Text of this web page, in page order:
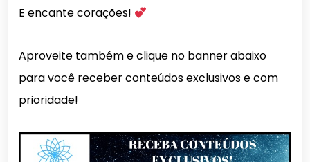
E encante corações!
Aproveite também e clique no banner abaixo
para você receber conteúdos exclusivos e com
prioridade!